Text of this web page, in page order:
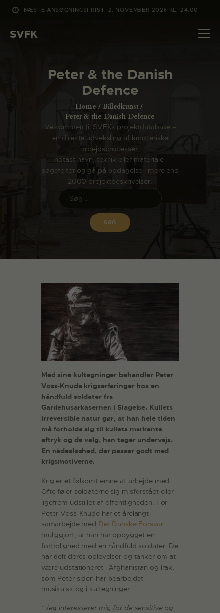
NÆSTE ANSØGNINGSFRIST: 2. NOVEMBER 2026 KL. 24:00
SVFK
Peter & the Danish
Defence
Home
Billedkunst
Peter & the Danish Defence
Velkommen til SVFKs projektdatabase –
en direkte udveksling af kunsteriske
arbejdsprocesser.
Indtast navn, teknik eller materiale i
søgefeltet og gå på opdagelse i mere end
2000 projektbeskrivelser.
DET SKER
PROJEKTER
ANSØG
OM SVFK
ENGLISH
Med sine kultegninger behandler Peter
Voss-Knude krigserfaringer hos en
håndfuld soldater fra
Gardehusarkasernen i Slagelse. Kullets
irreversible natur gør, at han hele tiden
må forholde sig til kullets markante
aftryk og de valg, han tager undervejs.
En nådesløshed, der passer godt med
krigsmotiverne.
Krig er et følsomt emne at arbejde med.
Ofte føler soldaterne sig misforstået eller
ligefrem udstillet af offentligheden. For
Peter Voss-Knude har et årelangt
samarbejde med Det Danske Forsvar
muliggjort, at han har opbygget en
fortrolighed med en håndfuld soldater. De
har delt deres oplevelser og tanker om at
være udstationeret i Afghanistan og Irak,
som Peter siden har bearbejdet –
musikalsk og i kultegninger.
”Jeg interesserer mig for de sensitive og